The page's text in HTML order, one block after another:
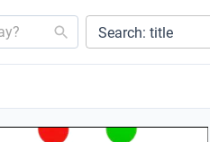
Search: title